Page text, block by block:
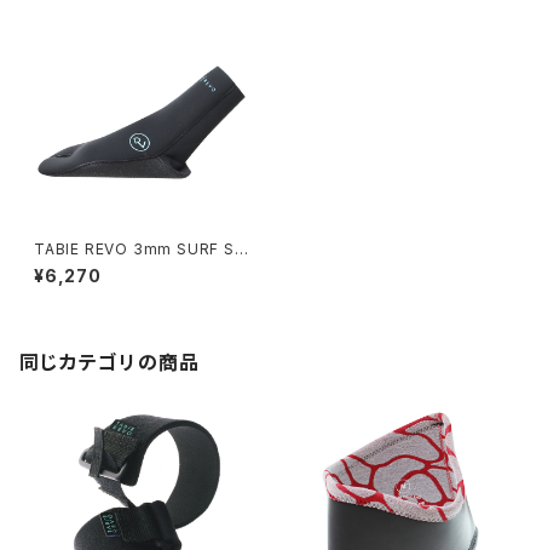
TABIE REVO 3mm SURF SO
CKS
¥6,270
同じカテゴリの商品